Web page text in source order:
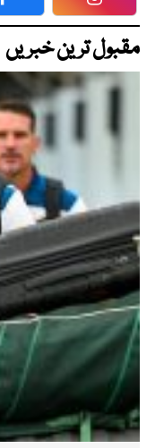
Facebook
مقبول ترین خبریں